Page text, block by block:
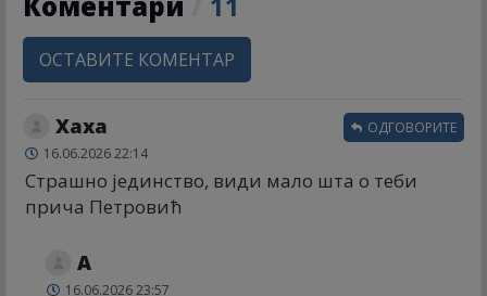
ОСТАВИТЕ КОМЕНТАР
Хаха
16.06.2026 22:14
Страшно јединство, види мало шта о теби
прича Петровић
ОДГОВОРИТЕ
А
16.06.2026 23:57